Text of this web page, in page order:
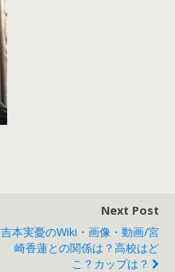
Next Post
吉本実憂のwiki・画像・動画/宮
崎香蓮との関係は？高校はど
こ？カップは？